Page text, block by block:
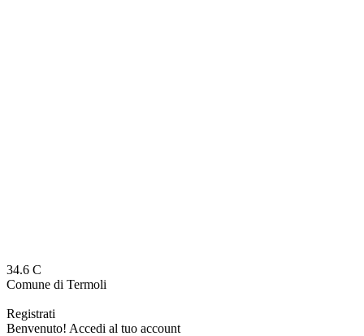
34.6 C
Comune di Termoli
Registrati
Benvenuto! Accedi al tuo account